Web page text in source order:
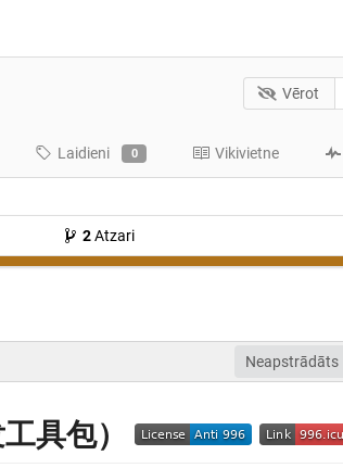
Vērot
Laidieni 0 Vikivietne
2Atzari
Neapstrādāts
具包）